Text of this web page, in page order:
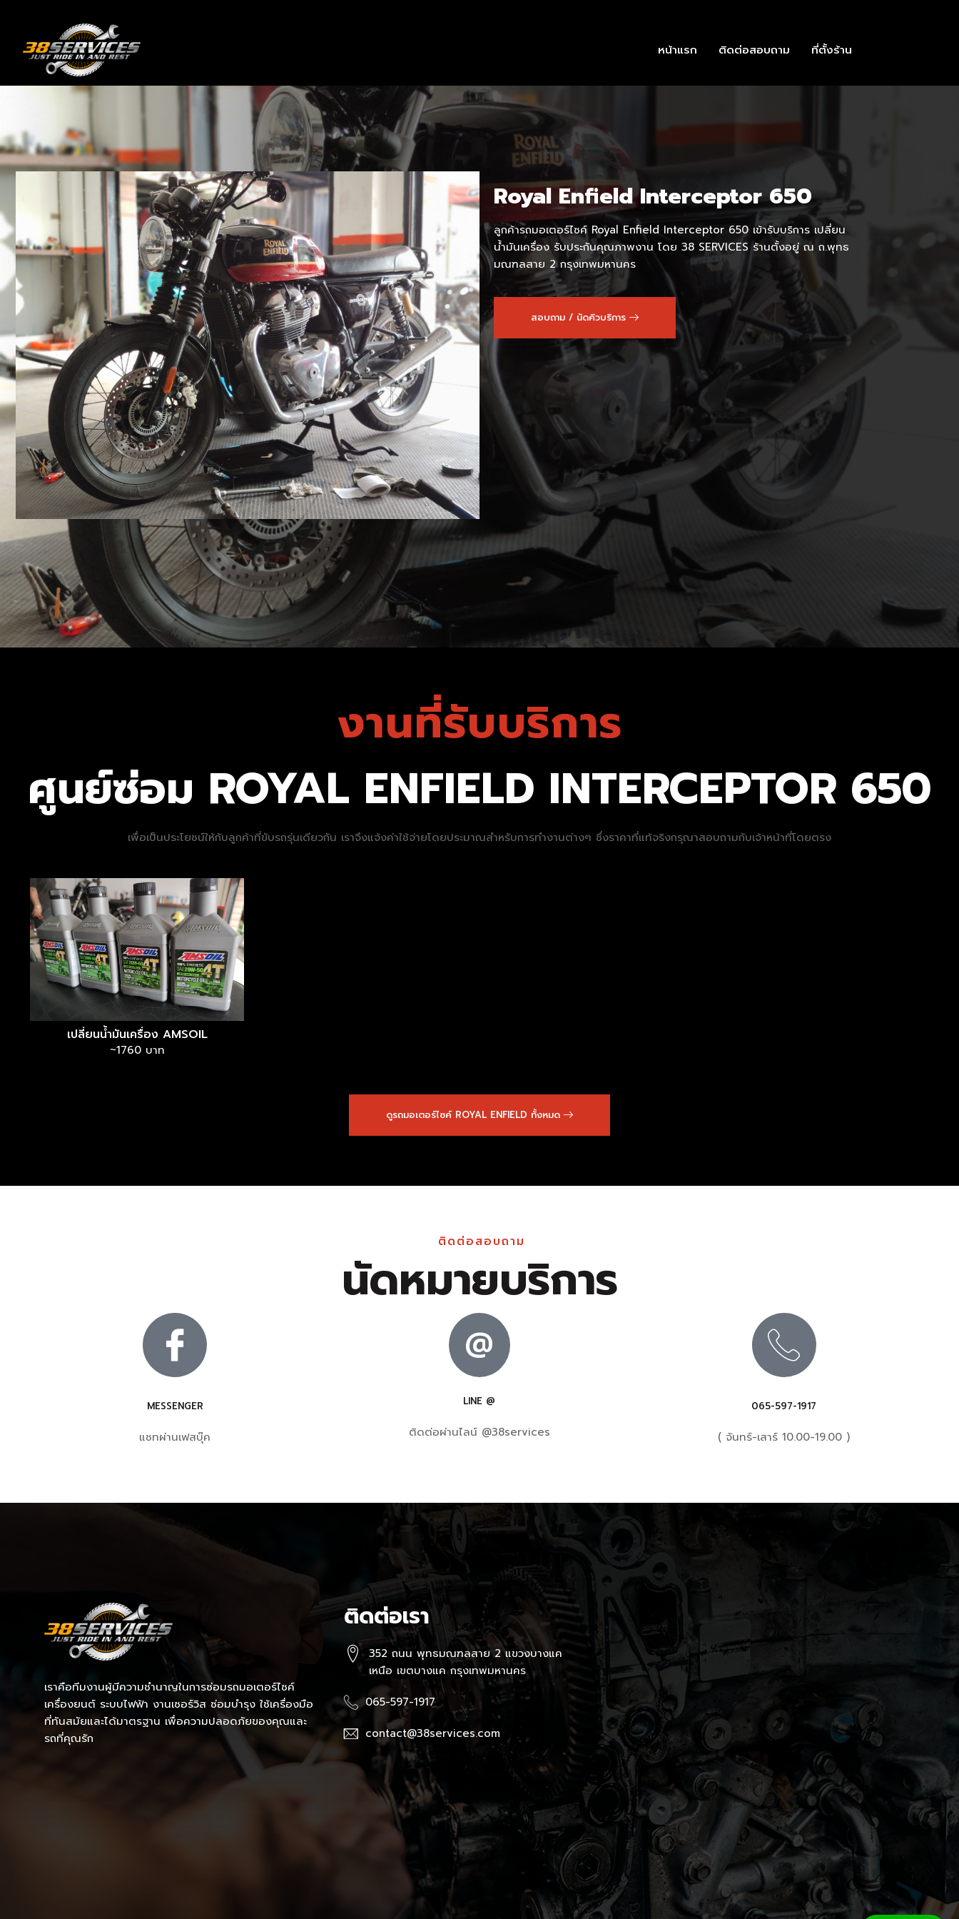
หน้าแรก ติดต่อสอบถาม ที่ตั้งร้าน
Royal Enfield Interceptor 650
ลูกค้ารถมอเตอร์ไซค์ Royal Enfield Interceptor 650 เข้ารับบริการ เปลี่ยน
น้ำมันเครื่อง รับประกันคุณภาพงาน โดย 38 SERVICES ร้านตั้งอยู่ ณ ถ.พุทธ
มณฑลสาย 2 กรุงเทพมหานคร
สอบถาม / นัดคิวบริการ
งานที่รับบริการ
ศูนย์ซ่อม ROYAL ENFIELD INTERCEPTOR 650
เพื่อเป็นประโยชน์ให้กับลูกค้าที่ขับรถรุ่นเดียวกัน เราจึงแจ้งค่าใช้จ่ายโดยประมาณสำหรับการทำงานต่างๆ ซึ่งราคาที่แท้จริงกรุณาสอบถามกับเจ้าหน้าที่โดยตรง
เปลี่ยนน้ำมันเครื่อง AMSOIL
~1760 บาท
ดูรถมอเตอร์ไซค์ ROYAL ENFIELD ทั้งหมด
ติดต่อสอบถาม
นัดหมายบริการ
MESSENGER
แชทผ่านเฟสบุ๊ค
@
LINE @
ติดต่อผ่านไลน์ @38services
065-597-1917
( จันทร์-เสาร์ 10.00-19.00 )
เราคือทีมงานผู้มีความชำนาญในการซ่อมรถมอเตอร์ไซค์
เครื่องยนต์ ระบบไฟฟ้า งานเซอร์วิส ซ่อมบำรุง ใช้เครื่องมือ
ที่ทันสมัยและได้มาตรฐาน เพื่อความปลอดภัยของคุณและ
รถที่คุณรัก
ติดต่อเรา
352 ถนน พุทธมณฑลสาย 2 แขวงบางแค
เหนือ เขตบางแค กรุงเทพมหานคร
065-597-1917
contact@38services.com